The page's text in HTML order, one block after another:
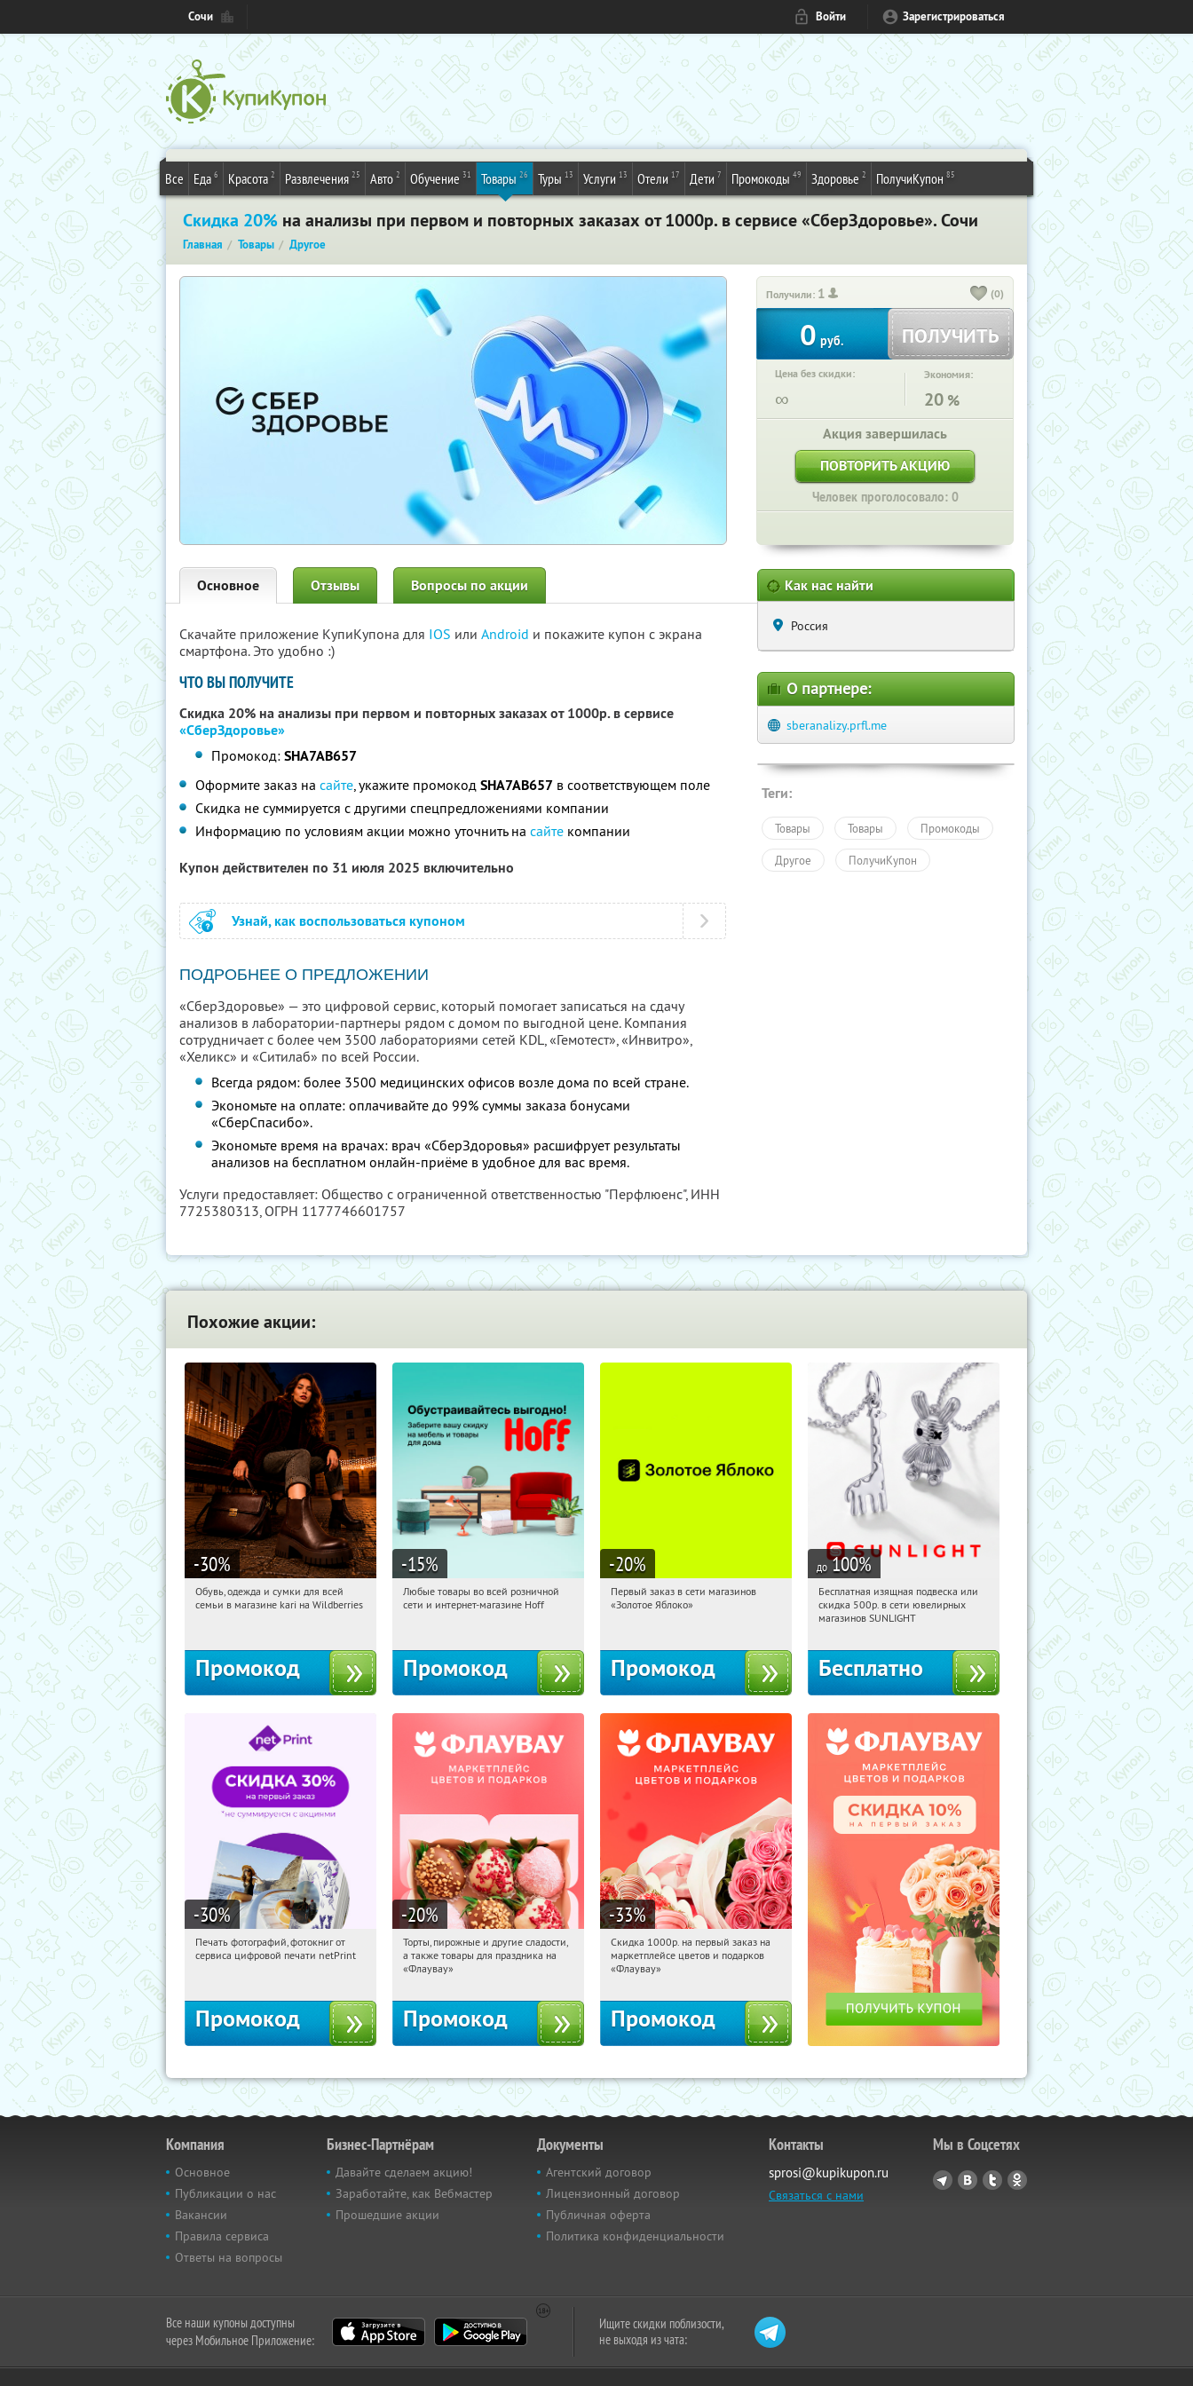
Сочи Войти Зарегистрироваться
Все Еда 6 Красота 2 Развлечения 25 Авто 2 Обучение 31 Товары 26 Туры 13 Услуги 13 Отели 17 Дети 7 Промокоды 49 Здоровье 2 ПолучиКупон 85
Скидка 20% на анализы при первом и повторных заказах от 1000р. в сервисе «СберЗдоровье». Сочи
Главная Товары Другое
Получили: 1 (0)
0 руб. ПОЛУЧИТЬ
Цена без скидки:
∞
Экономия:
20 %
Акция завершилась
ПОВТОРИТЬ АКЦИЮ
Человек проголосовало: 0
Основное Отзывы Вопросы по акции
Скачайте приложение КупиКупона для IOS или Android и покажите купон с экрана
смартфона. Это удобно :)
ЧТО ВЫ ПОЛУЧИТЕ
Скидка 20% на анализы при первом и повторных заказах от 1000р. в сервисе
«СберЗдоровье»
Промокод:SHA7AB657
Оформите заказ на сайте, укажите промокод SHA7AB657 в соответствующем поле
Скидка не суммируется с другими спецпредложениями компании
Информацию по условиям акции можно уточнить на сайте компании
Купон действителен по 31 июля 2025 включительно
Узнай, как воспользоваться купоном
ПОДРОБНЕЕ О ПРЕДЛОЖЕНИИ
«СберЗдоровье» — это цифровой сервис, который помогает записаться на сдачу
анализов в лаборатории-партнеры рядом с домом по выгодной цене. Компания
сотрудничает с более чем 3500 лабораториями сетей KDL, «Гемотест», «Инвитро»,
«Хеликс» и «Ситилаб» по всей России.
Всегда рядом: более 3500 медицинских офисов возле дома по всей стране.
Экономьте на оплате: оплачивайте до 99% суммы заказа бонусами
«СберСпасибо».
Экономьте время на врачах: врач «СберЗдоровья» расшифрует результаты
анализов на бесплатном онлайн-приёме в удобное для вас время.
Услуги предоставляет: Общество с ограниченной ответственностью "Перфлюенс", ИНН
7725380313, ОГРН 1177746601757
Как нас найти
Россия
О партнере:
sberanalizy.prfl.me
Теги:
Товары Товары Промокоды
Другое ПолучиКупон
Похожие акции:
-30%
17:14:53
Получи первым!
Обувь, одежда и сумки для всей
семьи в магазине kari на Wildberries
Промокод
-15%
17:14:53 Получили:
Любые товары во всей розничной
сети и интернет-магазине Hoff
Промокод
-20%
17:14:53
Получи первым!
Первый заказ в сети магазинов
«Золотое Яблоко»
Промокод
до 100%
17:14:53 Получили:
Россия
Бесплатная изящная подвеска или
скидка 500р. в сети ювелирных
магазинов SUNLIGHT
Бесплатно
-30%
17:14:53 Получили:
Печать фотографий, фотокниг от
сервиса цифровой печати netPrint
Промокод
-20%
17:14:53 Получили:
Россия
Торты, пирожные и другие сладости,
а также товары для праздника на
«Флаувау»
Промокод
-33%
17:14:53 Получили:
Россия
Скидка 1000р. на первый заказ на
маркетплейсе цветов и подарков
«Флаувау»
Промокод
Компания
Основное
Публикации о нас
Вакансии
Правила сервиса
Ответы на вопросы
Бизнес-Партнёрам
Давайте сделаем акцию!
Заработайте, как Вебмастер
Прошедшие акции
Документы
Агентский договор
Лицензионный договор
Публичная оферта
Политика конфиденциальности
Контакты
sprosi@kupikupon.ru
Связаться с нами
Мы в Соцсетях
Все наши купоны доступны
через Мобильное Приложение:
Ищите скидки поблизости,
не выходя из чата: